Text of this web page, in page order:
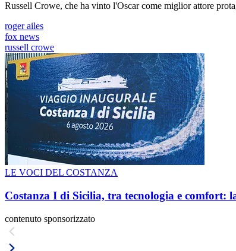
Russell Crowe, che ha vinto l'Oscar come miglior attore
roger ailes
fox news
russell crowe
LE VOCI DEL COSTANZA
Costanza I di Sicilia, tra tecnologia e comfort:
contenuto sponsorizzato